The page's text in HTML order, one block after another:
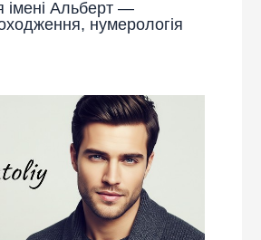
імені Альберт —
нумерологія